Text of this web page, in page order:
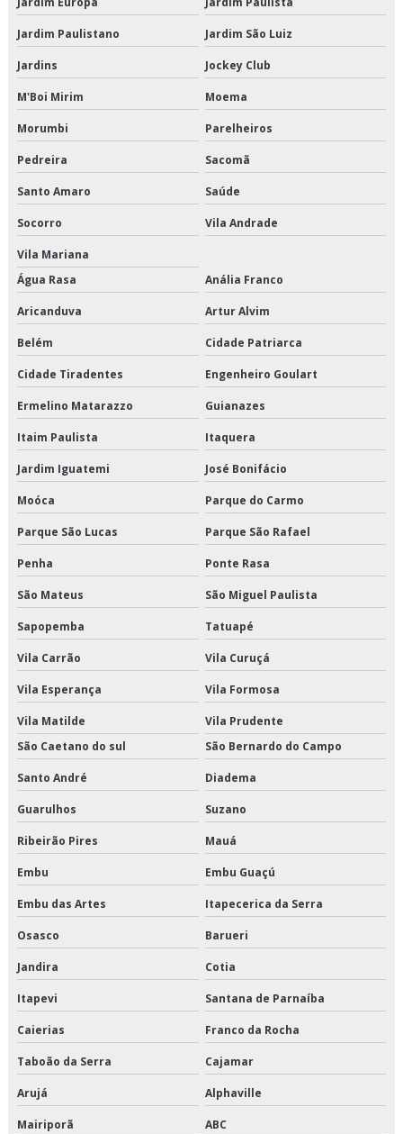
Manutenção de elevadores de carga sp
Manutenção de elevadores em sp
Manutenção de elevadores empresas
Manutenção de elevadores industriais
Manutenção de elevadores industriais sp
Manutenção de elevadores periodicidade
Manutenção de elevadores preço
Manutenção de elevadores prediais
Manutenção de elevadores rj
Manutenção de elevadores são paulo
Manutenção de elevadores serviço
Manutenção e conservação de elevadores
Manutenção elevadores valor
Manutenção em elevador contrato
Manutenção mecânica de elevadores
Manutenção preditiva elevadores
Manutenção preventiva e corretiva de elevadores
Manutenção preventiva em elevadores
Modernização de elevadores
Modernização de elevadores preço
Modernização dos elevadores
Modernização técnica de elevador
Modernizar elevadores
Montagem e manutenção de elevadores
Onde comprar peças de elevadores
Orçamento para instalação de elevadores
Jardim Paulistano Jardim São Luiz
Jardins Jockey Club
M'Boi Mirim Moema
Morumbi Parelheiros
Pedreira Sacomã
Santo Amaro Saúde
Socorro Vila Andrade
Vila Mariana
Água Rasa
Anália Franco
Aricanduva Artur Alvim
Belém Cidade Patriarca
Cidade Tiradentes Engenheiro Goulart
Ermelino Matarazzo Guianazes
Itaim Paulista Itaquera
Jardim Iguatemi José Bonifácio
Moóca Parque do Carmo
Parque São Lucas Parque São Rafael
Penha Ponte Rasa
São Mateus São Miguel Paulista
Sapopemba Tatuapé
Vila Carrão Vila Curuçá
Vila Esperança Vila Formosa
Vila Matilde
Vila Prudente
São Caetano do sul
São Bernardo do Campo
Santo André Diadema
Guarulhos Suzano
Ribeirão Pires Mauá
Embu Embu Guaçú
Embu das Artes Itapecerica da Serra
Osasco Barueri
Jandira Cotia
Itapevi Santana de Parnaíba
Caierias Franco da Rocha
Taboão da Serra Cajamar
Arujá Alphaville
Mairiporã ABC